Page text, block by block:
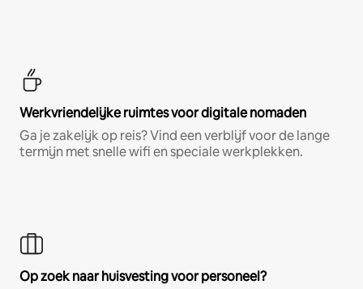
Werkvriendelijke ruimtes voor digitale nomaden
Ga je zakelijk op reis? Vind een verblijf voor de lange
termijn met snelle wifi en speciale werkplekken.
Op zoek naar huisvesting voor personeel?